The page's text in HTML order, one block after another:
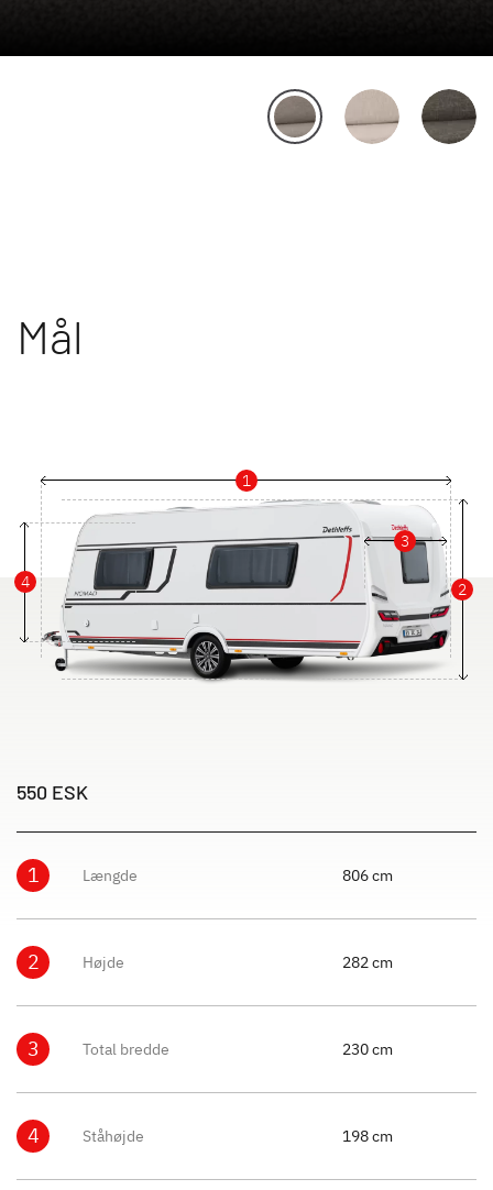
Mål
1
2
3
4
550 ESK
1 Længde 806 cm
2 Højde 282 cm
3 Total bredde 230 cm
4 Ståhøjde 198 cm